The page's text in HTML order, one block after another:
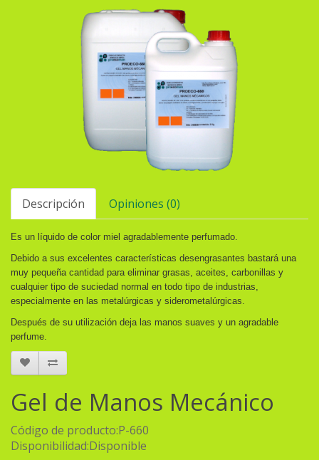
Descripción Opiniones (0)
Es un líquido de color miel agradablemente perfumado.
Debido a sus excelentes características desengrasantes bastará una
muy pequeña cantidad para eliminar grasas, aceites, carbonillas y
cualquier tipo de suciedad normal en todo tipo de industrias,
especialmente en las metalúrgicas y siderometalúrgicas.
Después de su utilización deja las manos suaves y un agradable
perfume.
Gel de Manos Mecánico
Código de producto:P-660
Disponibilidad:Disponible